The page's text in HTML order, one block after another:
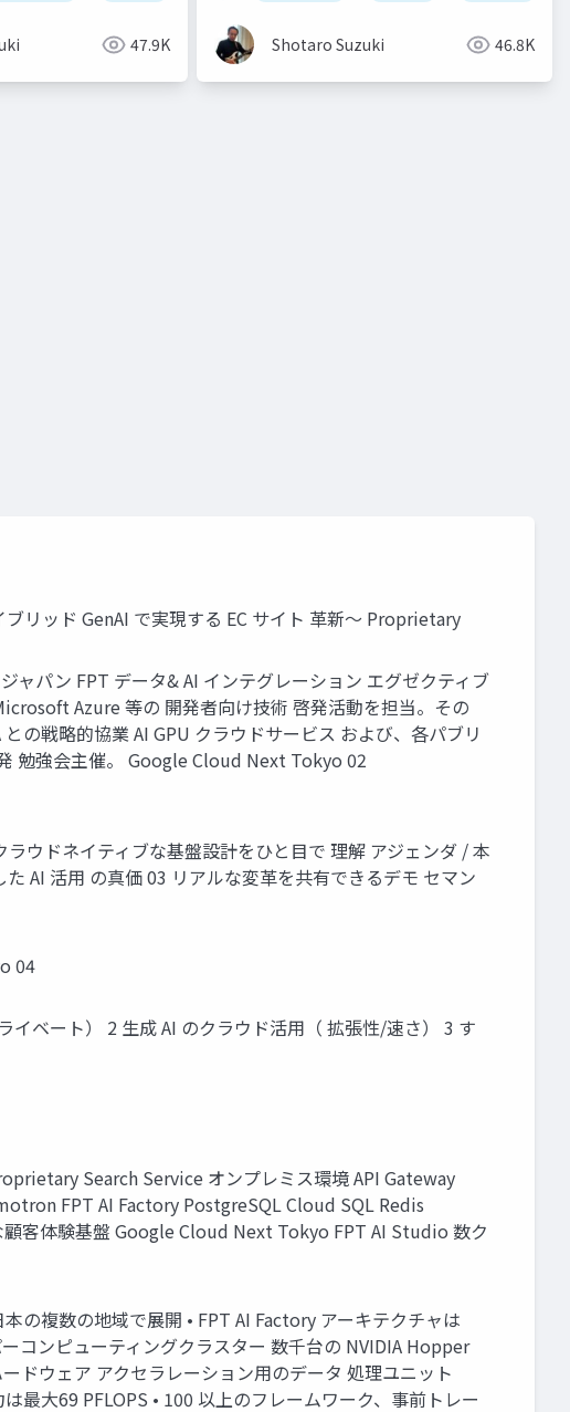
47.9K Shotaro Suzuki 46.8K
リッド GenAI で実現する EC サイト 革新～ Proprietary
パン FPT データ& AI インテグレーション エグゼクティブ
Azure 等の 開発者向け技術 啓発活動を担当。その
の戦略的協業 AI GPU クラウドサービス および、各パブリ
勉強会主催。 Google Cloud Next Tokyo 02
ウドネイティブな基盤設計をひと目で 理解 アジェンダ / 本
AI 活用 の真価 03 リアルな変革を共有できるデモ セマン
04
ベート） 2 生成 AI のクラウド活用（ 拡張性/速さ） 3 す
Search Service オンプレミス環境 API Gateway
FPT AI Factory PostgreSQL Cloud SQL Redis
客体験基盤 Google Cloud Next Tokyo FPT AI Studio 数ク
の複数の地域で展開 • FPT AI Factory アーキテクチャは
コンピューティングクラスター 数千台の NVIDIA Hopper
ドウェア アクセラレーション用のデータ 処理ユニット
最大69 PFLOPS • 100 以上のフレームワーク、事前トレー